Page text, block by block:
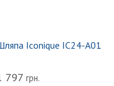
слип Kinga Luna B-
грн.